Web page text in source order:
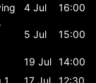
4 Jul
16:00
5 Jul 15:00
19 Jul 14:00
1 17 Jul
12:30